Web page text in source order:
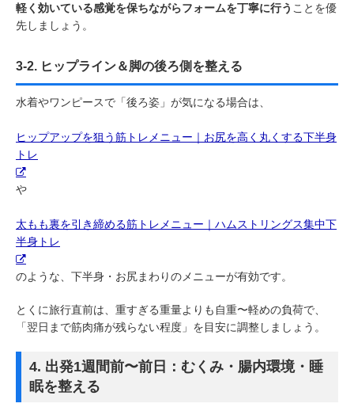
軽く効いている感覚を保ちながらフォームを丁寧に行う ことを優
先しましょう。
3-2. ヒップライン＆脚の後ろ側を整える
水着やワンピースで「後ろ姿」が気になる場合は、
ヒップアップを狙う筋トレメニュー｜お尻を高く丸くする下半身
トレ
や
太もも裏を引き締める筋トレメニュー｜ハムストリングス集中下
半身トレ
のような、下半身・お尻まわりのメニューが有効です。
とくに旅行直前は、重すぎる重量よりも自重〜軽めの負荷で、
「翌日まで筋肉痛が残らない程度」を目安に調整しましょう。
4. 出発1週間前〜前日：むくみ・腸内環境・睡
眠を整える